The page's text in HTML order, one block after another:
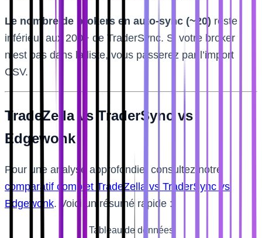
Le nombre de brokers en auto-sync (~20) reste
inférieur aux 200+ de TraderSync. Si votre broker
n’est pas dans la liste, vous passerez par l’import
CSV.
TradeZella vs TraderSync vs
Edgewonk
Pour une analyse approfondie, consultez notre
comparatif complet TradeZella vs TraderSync vs
Edgewonk. Voici un résumé rapide :
Tableau de données